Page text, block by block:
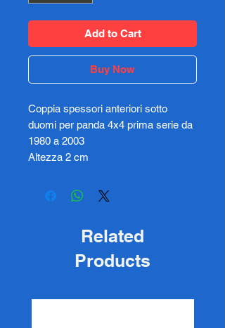
Add to Cart
Buy Now
Coppia spessori anteriori sotto
duomi per panda 4x4 prima serie da
1980 a 2003
Altezza 2 cm
Related
Products